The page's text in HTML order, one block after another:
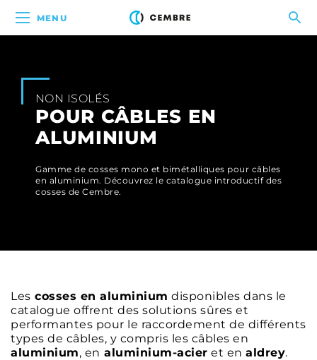
MENU
NON ISOLÉS
POUR CÂBLES EN
ALUMINIUM
Gamme de cosses mono et bimétalliques pour câbles
en aluminium. Découvrez le catalogue introductif des
cosses de Cembre.
Les cosses en aluminium disponibles dans le
catalogue offrent des solutions sûres et
performantes pour le raccordement de différents
types de câbles, y compris les câbles en
aluminium, en aluminium-acier et en aldrey.